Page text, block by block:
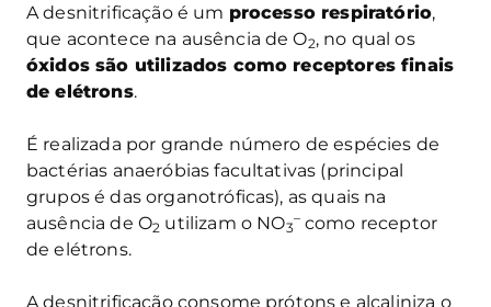
A desnitrificação é um processo respiratório,
que acontece na ausência de O2, no qual os
óxidos são utilizados como receptores finais
de elétrons.
É realizada por grande número de espécies de
bactérias anaeróbias facultativas (principal
grupos é das organotróficas), as quais na
ausência de O2 utilizam o NO3
–como receptor
de elétrons.
A desnitrificação consome prótons e alcaliniza o